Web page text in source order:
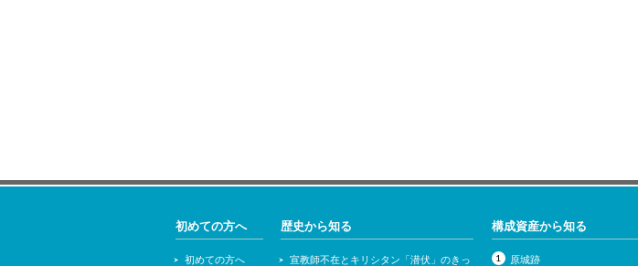
初めての方へ
初めての方へ
歴史から知る
宣教師不在とキリシタン「潜伏」のきっ
構成資産から知る
原城跡